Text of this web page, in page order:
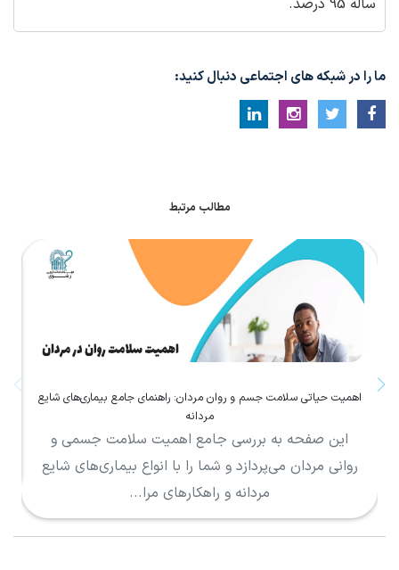
ساله 95 درصد.
ما را در شبکه های اجتماعی دنبال کنید:
مطالب مرتبط
اهمیت حیاتی سلامت جسم و روان مردان: راهنمای جامع بیماری‌های شایع
مردانه
این صفحه به بررسی جامع اهمیت سلامت جسمی و
روانی مردان می‌پردازد و شما را با انواع بیماری‌های شایع
مردانه و راهکارهای مرا...